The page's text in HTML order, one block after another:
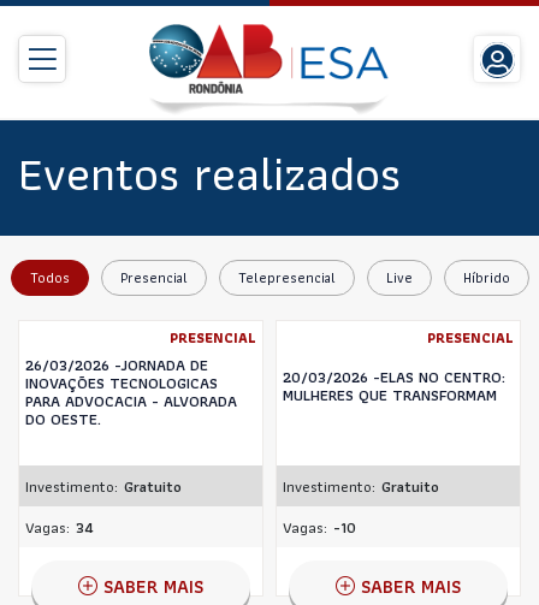
Eventos realizados
Todos Presencial Telepresencial Live Híbrido
PRESENCIAL
26/03/2026 -JORNADA DE
INOVAÇÕES TECNOLOGICAS
PARA ADVOCACIA - ALVORADA
DO OESTE.
Investimento: Gratuito
Vagas: 34
SABER MAIS
PRESENCIAL
20/03/2026 -ELAS NO CENTRO:
MULHERES QUE TRANSFORMAM
Investimento: Gratuito
Vagas: -10
SABER MAIS